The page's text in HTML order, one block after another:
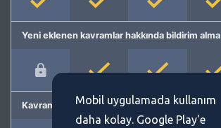
Yeni eklenen kavramlar hakkında bildirim alma
Kavram önermeMobil uygulamada kullanım
daha kolay. Google Play'e